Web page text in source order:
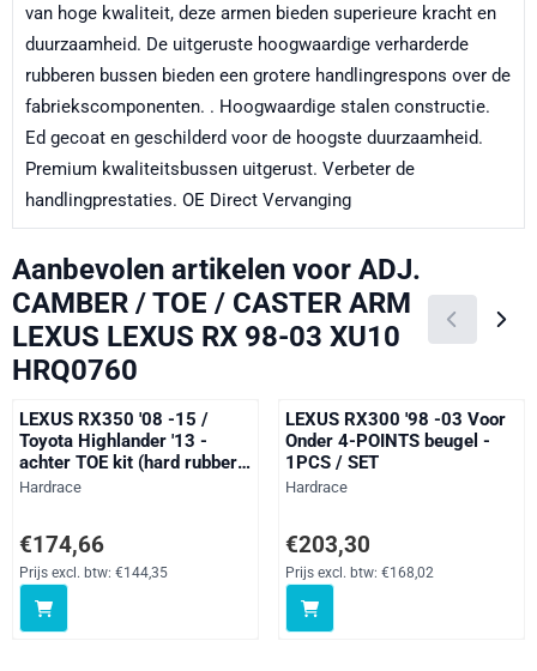
van hoge kwaliteit, deze armen bieden superieure kracht en
duurzaamheid. De uitgeruste hoogwaardige verharderde
rubberen bussen bieden een grotere handlingrespons over de
fabriekscomponenten. . Hoogwaardige stalen constructie.
Ed gecoat en geschilderd voor de hoogste duurzaamheid.
Premium kwaliteitsbussen uitgerust. Verbeter de
handlingprestaties. OE Direct Vervanging
Aanbevolen artikelen voor ADJ.
CAMBER / TOE / CASTER ARM
LEXUS LEXUS RX 98-03 XU10
HRQ0760
LEXUS RX350 '08 -15 /
Toyota Highlander '13 -
achter TOE kit (hard rubber)
- 2PCS / SET
Merk:
Hardrace
Prijs: 174,66, exclusief btw: 144,35
€174,66
Prijs excl. btw: €144,35
LEXUS RX300 '98 -03 Voor
Onder 4-POINTS beugel -
1PCS / SET
Merk:
Hardrace
Prijs: 203,30, exclusief btw:
€203,30
Prijs excl. btw: €168,02